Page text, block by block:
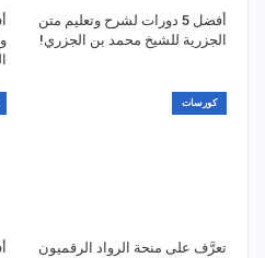
أفضل 5 دورات لشرح وتعليم متن
الجزرية للشيخ محمد بن الجزري!
كورسات
تعرَّف على منحة الرواد الرقميون